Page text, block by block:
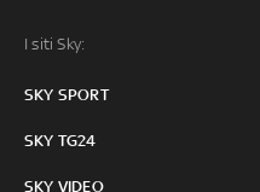
I siti Sky:
SKY SPORT
SKY TG24
SKY VIDEO